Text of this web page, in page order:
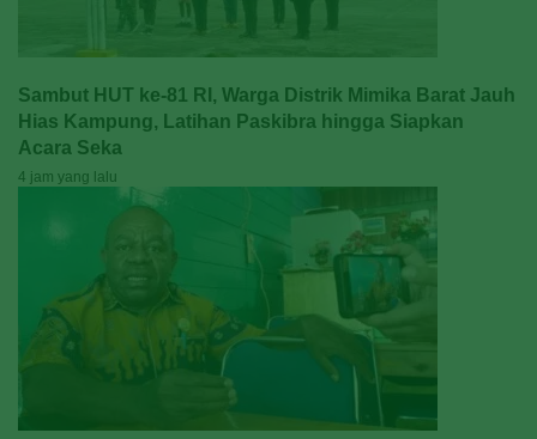
Sambut HUT ke-81 RI, Warga Distrik Mimika Barat Jauh
Hias Kampung, Latihan Paskibra hingga Siapkan
Acara Seka
4 jam yang lalu